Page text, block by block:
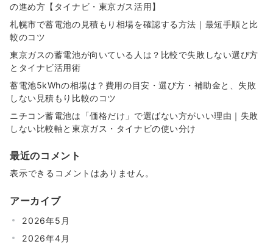
の進め方【タイナビ・東京ガス活用】
札幌市で蓄電池の見積もり相場を確認する方法｜最短手順と比
較のコツ
東京ガスの蓄電池が向いている人は？比較で失敗しない選び方
とタイナビ活用術
蓄電池5kWhの相場は？費用の目安・選び方・補助金と、失敗
しない見積もり比較のコツ
ニチコン蓄電池は「価格だけ」で選ばない方がいい理由｜失敗
しない比較軸と東京ガス・タイナビの使い分け
最近のコメント
表示できるコメントはありません。
アーカイブ
2026年5月
2026年4月